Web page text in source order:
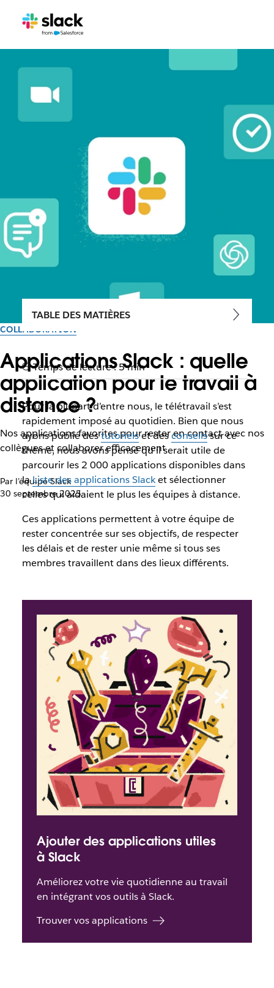
COLLABORATION
Applications Slack : quelle
application pour le travail à
distance ?
Nos applications favorites pour rester en contact avec nos
collègues et collaborer efficacement
Par l’équipe Slack
30 septembre 2025
TABLE DES MATIÈRES
Temps de lecture : 5 min
Pour la plupart d’entre nous, le télétravail s’est
rapidement imposé au quotidien. Bien que nous
ayons publié destutorielset desconseilssur ce
thème, nous avons pensé qu’il serait utile de
parcourir les 2 000 applications disponibles dans
laListe des applications Slacket sélectionner
celles qui aidaient le plus les équipes à distance.
Ces applications permettent à votre équipe de
rester concentrée sur ses objectifs, de respecter
les délais et de rester unie même si tous ses
membres travaillent dans des lieux différents.
Ajouter des applications utiles
à Slack
Améliorez votre vie quotidienne au travail
en intégrant vos outils à Slack.
Trouver vos applications